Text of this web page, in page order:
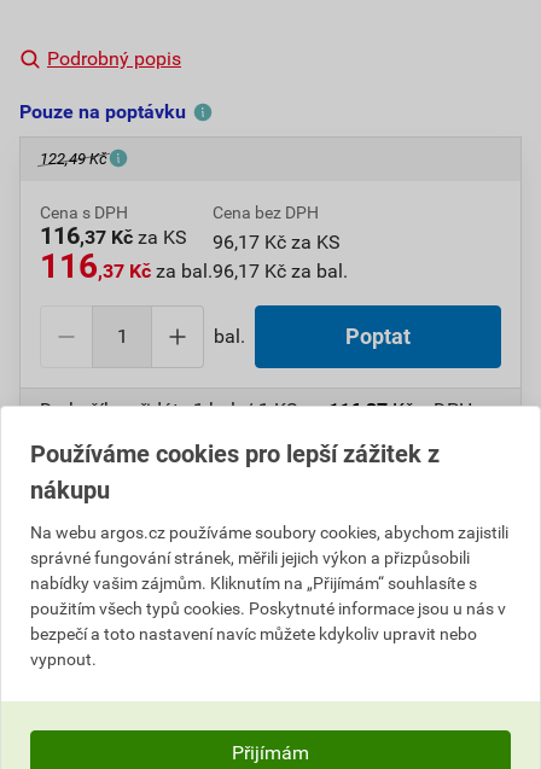
Podrobný popis
Pouze na poptávku
122,49 Kč
Cena s DPH
116,37 Kč za KS
116,37 Kč za bal.
Cena bez DPH
96,17 Kč za KS
96,17 Kč za bal.
bal. Poptat
Do košíku přidáte1 bal. / 1 KSza116,37Kčs DPH
96,17 Kč bez DPH).
Číslo položky:
Popis
Používáme cookies pro lepší zážitek z
nákupu
Na webu argos.cz používáme soubory cookies, abychom zajistili
správné fungování stránek, měřili jejich výkon a přizpůsobili
nabídky vašim zájmům. Kliknutím na „Přijímám“ souhlasíte s
použitím všech typů cookies. Poskytnuté informace jsou u nás v
bezpečí a toto nastavení navíc můžete kdykoliv upravit nebo
vypnout.
Přijímám